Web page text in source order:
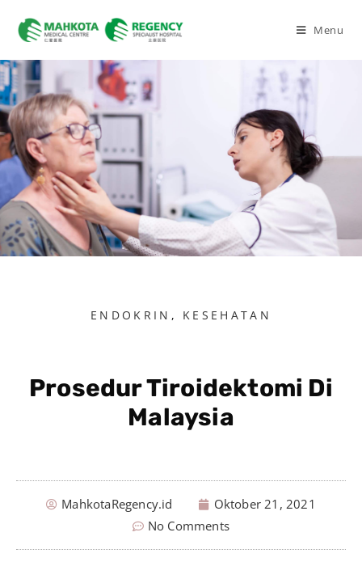
Menu
ENDOKRIN , KESEHATAN
Prosedur Tiroidektomi Di
Malaysia
MahkotaRegency.id
Oktober 21, 2021
No Comments